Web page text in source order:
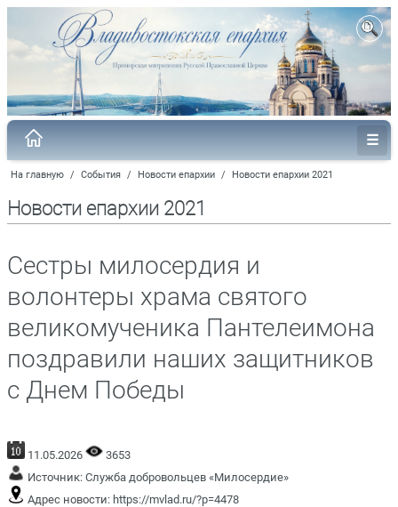
На главную / События / Новости епархии / Новости епархии 2021
Новости епархии 2021
Сестры милосердия и
волонтеры храма святого
великомученика Пантелеимона
поздравили наших защитников
с Днем Победы
11.05.2026
3653
Источник: Служба добровольцев «Милосердие»
Адрес новости: https://mvlad.ru/?p=4478